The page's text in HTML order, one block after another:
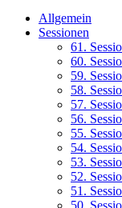
Allgemein
Sessionen
61.
60.
59.
58.
57.
56.
55.
54.
53.
52.
51.
50.